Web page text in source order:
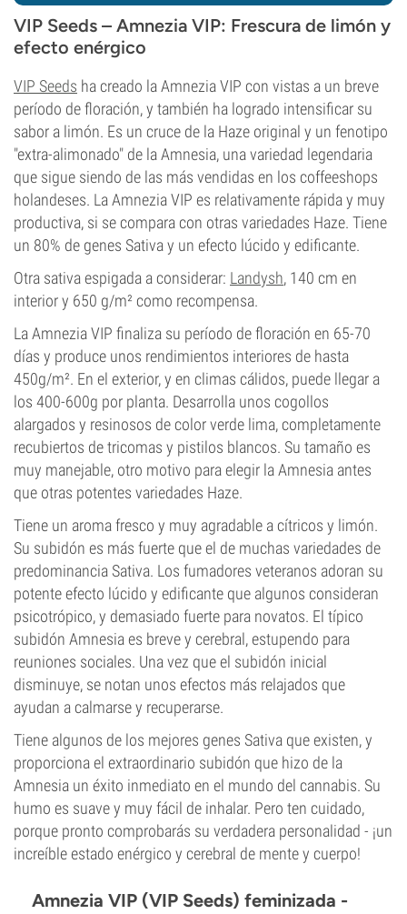
VIP Seeds – Amnezia VIP: Frescura de limón y
efecto enérgico
VIP Seeds ha creado la Amnezia VIP con vistas a un breve
período de floración, y también ha logrado intensificar su
sabor a limón. Es un cruce de la Haze original y un fenotipo
"extra-alimonado" de la Amnesia, una variedad legendaria
que sigue siendo de las más vendidas en los coffeeshops
holandeses. La Amnezia VIP es relativamente rápida y muy
productiva, si se compara con otras variedades Haze. Tiene
un 80% de genes Sativa y un efecto lúcido y edificante.
Otra sativa espigada a considerar: Landysh, 140 cm en
interior y 650 g/m² como recompensa.
La Amnezia VIP finaliza su período de floración en 65-70
días y produce unos rendimientos interiores de hasta
450g/m². En el exterior, y en climas cálidos, puede llegar a
los 400-600g por planta. Desarrolla unos cogollos
alargados y resinosos de color verde lima, completamente
recubiertos de tricomas y pistilos blancos. Su tamaño es
muy manejable, otro motivo para elegir la Amnesia antes
que otras potentes variedades Haze.
Tiene un aroma fresco y muy agradable a cítricos y limón.
Su subidón es más fuerte que el de muchas variedades de
predominancia Sativa. Los fumadores veteranos adoran su
potente efecto lúcido y edificante que algunos consideran
psicotrópico, y demasiado fuerte para novatos. El típico
subidón Amnesia es breve y cerebral, estupendo para
reuniones sociales. Una vez que el subidón inicial
disminuye, se notan unos efectos más relajados que
ayudan a calmarse y recuperarse.
Tiene algunos de los mejores genes Sativa que existen, y
proporciona el extraordinario subidón que hizo de la
Amnesia un éxito inmediato en el mundo del cannabis. Su
humo es suave y muy fácil de inhalar. Pero ten cuidado,
porque pronto comprobarás su verdadera personalidad - ¡un
increíble estado enérgico y cerebral de mente y cuerpo!
Amnezia VIP (VIP Seeds) feminizada -